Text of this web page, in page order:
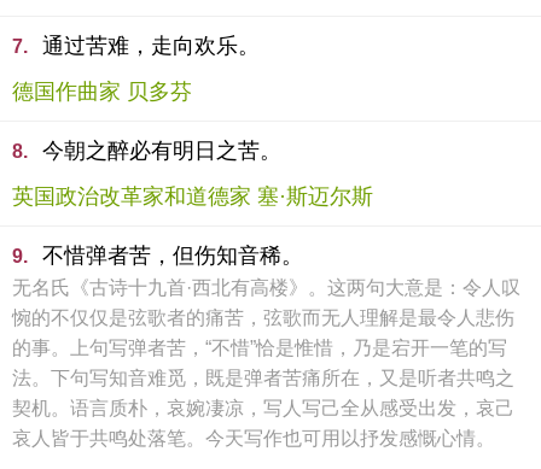
7.
通过苦难，走向欢乐。
德国作曲家 贝多芬
8.
今朝之醉必有明日之苦。
英国政治改革家和道德家 塞·斯迈尔斯
9. 不惜弹者苦，但伤知音稀。
无名氏《古诗十九首·西北有高楼》。这两句大意是：令人叹
惋的不仅仅是弦歌者的痛苦，弦歌而无人理解是最令人悲伤
的事。上句写弹者苦，“不惜”恰是惟惜，乃是宕开一笔的写
法。下句写知音难觅，既是弹者苦痛所在，又是听者共鸣之
契机。语言质朴，哀婉凄凉，写人写己全从感受出发，哀己
哀人皆于共鸣处落笔。今天写作也可用以抒发感慨心情。